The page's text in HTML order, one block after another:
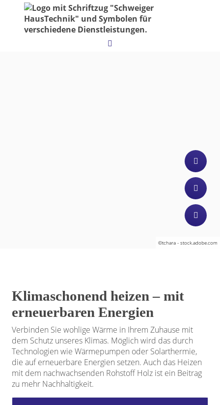
©tchara - stock.adobe.com
Klimaschonend heizen – mit
erneuerbaren Energien
Verbinden Sie wohlige Wärme in Ihrem Zuhause mit
dem Schutz unseres Klimas. Möglich wird das durch
Technologien wie Wärmepumpen oder Solarthermie,
die auf erneuerbare Energien setzen. Auch das Heizen
mit dem nachwachsenden Rohstoff Holz ist ein Beitrag
zu mehr Nachhaltigkeit.